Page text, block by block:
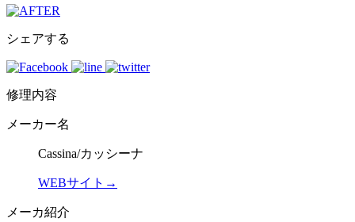
シェアする
修理内容
メーカー名
Cassina/カッシーナ
WEBサイト→
メーカ紹介